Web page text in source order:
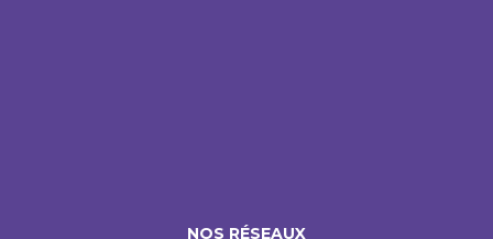
NOS RÉSEAUX